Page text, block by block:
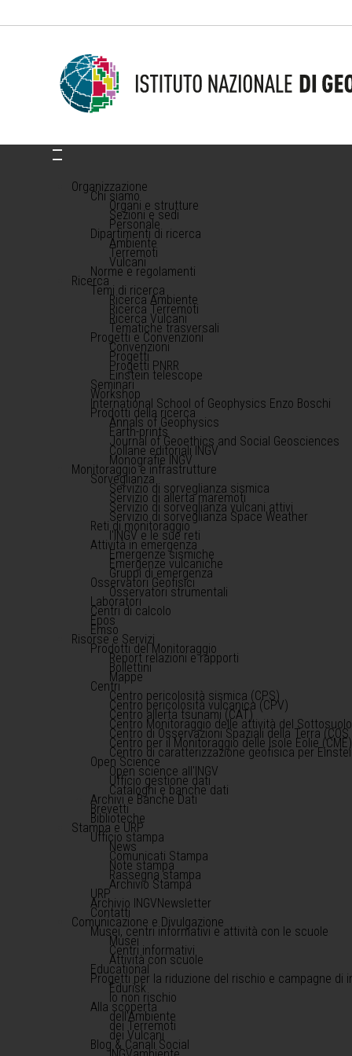
Organizzazione
Chi siamo
Organi e strutture
Sezioni e sedi
Personale
Dipartimenti di ricerca
Ambiente
Terremoti
Vulcani
Norme e regolamenti
Ricerca
Temi di ricerca
Ricerca Ambiente
Ricerca Terremoti
Ricerca Vulcani
Tematiche trasversali
Progetti e Convenzioni
Convenzioni
Progetti
Progetti PNRR
Einstein telescope
Seminari
Workshop
International School of Geophysics Enzo Boschi
Prodotti della ricerca
Annals of Geophysics
Earth-prints
Journal of Geoethics and Social Geosciences
Collane editoriali INGV
Monografie INGV
Monitoraggio e infrastrutture
Sorveglianza
Servizio di sorveglianza sismica
Servizio di allerta maremoti
Servizio di sorveglianza vulcani attivi
Servizio di sorveglianza Space Weather
Reti di monitoraggio
l'INGV e le sue reti
Attività in emergenza
Emergenze sismiche
Emergenze vulcaniche
Gruppi di emergenza
Osservatori Geofisici
Osservatori strumentali
Laboratori
Centri di calcolo
Epos
Emso
Risorse e Servizi
Prodotti del Monitoraggio
Report relazioni e rapporti
Bollettini
Mappe
Centri
Centro pericolosità sismica (CPS)
Centro pericolosità vulcanica (CPV)
Centro allerta tsunami (CAT)
Centro Monitoraggio delle attività del
Centro di Osservazioni Spaziali della Terra (COS
Centro per il Monitoraggio delle Isole Eolie (CME)
Centro di caratterizzazione geofisica per
Open Science
Open science all'INGV
Ufficio gestione dati
Cataloghi e banche dati
Archivi e Banche Dati
Brevetti
Biblioteche
Stampa e URP
Ufficio stampa
News
Comunicati Stampa
Note stampa
Rassegna stampa
Archivio Stampa
URP
Archivio INGVNewsletter
Contatti
Comunicazione e Divulgazione
Musei, centri informativi e attività con le scuole
Musei
Centri informativi
Attività con scuole
Educational
Progetti per la riduzione del rischio e campagne di
Edurisk
Io non rischio
Alla scoperta
dell'Ambiente
dei Terremoti
dei Vulcani
Blog & Canali Social